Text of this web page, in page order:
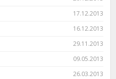
17.12.2013
16.12.2013
29.11.2013
09.05.2013
26.03.2013